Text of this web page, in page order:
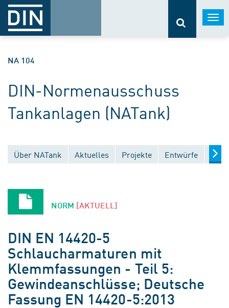
NA 104
DIN-Normenausschuss
Tankanlagen (NATank)
Über NATank Aktuelles Projekte Entwürfe
NORM [AKTUELL]
DIN EN 14420-5
Schlaucharmaturen mit
Klemmfassungen - Teil 5:
Gewindeanschlüsse; Deutsche
Fassung EN 14420-5:2013